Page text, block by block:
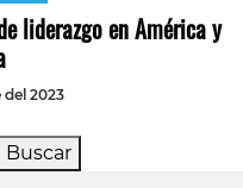
liderazgo en América y
del 2023
Buscar